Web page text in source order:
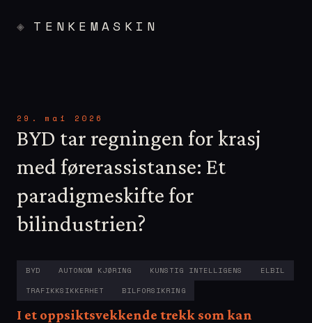
TENKEMASKIN
29. mai 2026
BYD tar regningen for krasj
med førerassistanse: Et
paradigmeskifte for
bilindustrien?
BYD AUTONOM KJØRING KUNSTIG INTELLIGENS
ELBIL
TRAFIKKSIKKERHET
BILFORSIKRING
I et oppsiktsvekkende trekk som kan